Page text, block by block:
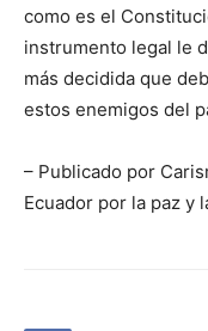
como es el
instrumento legal le
más decidida que
estos enemigos del
– Publicado por
Ecuador por la paz y